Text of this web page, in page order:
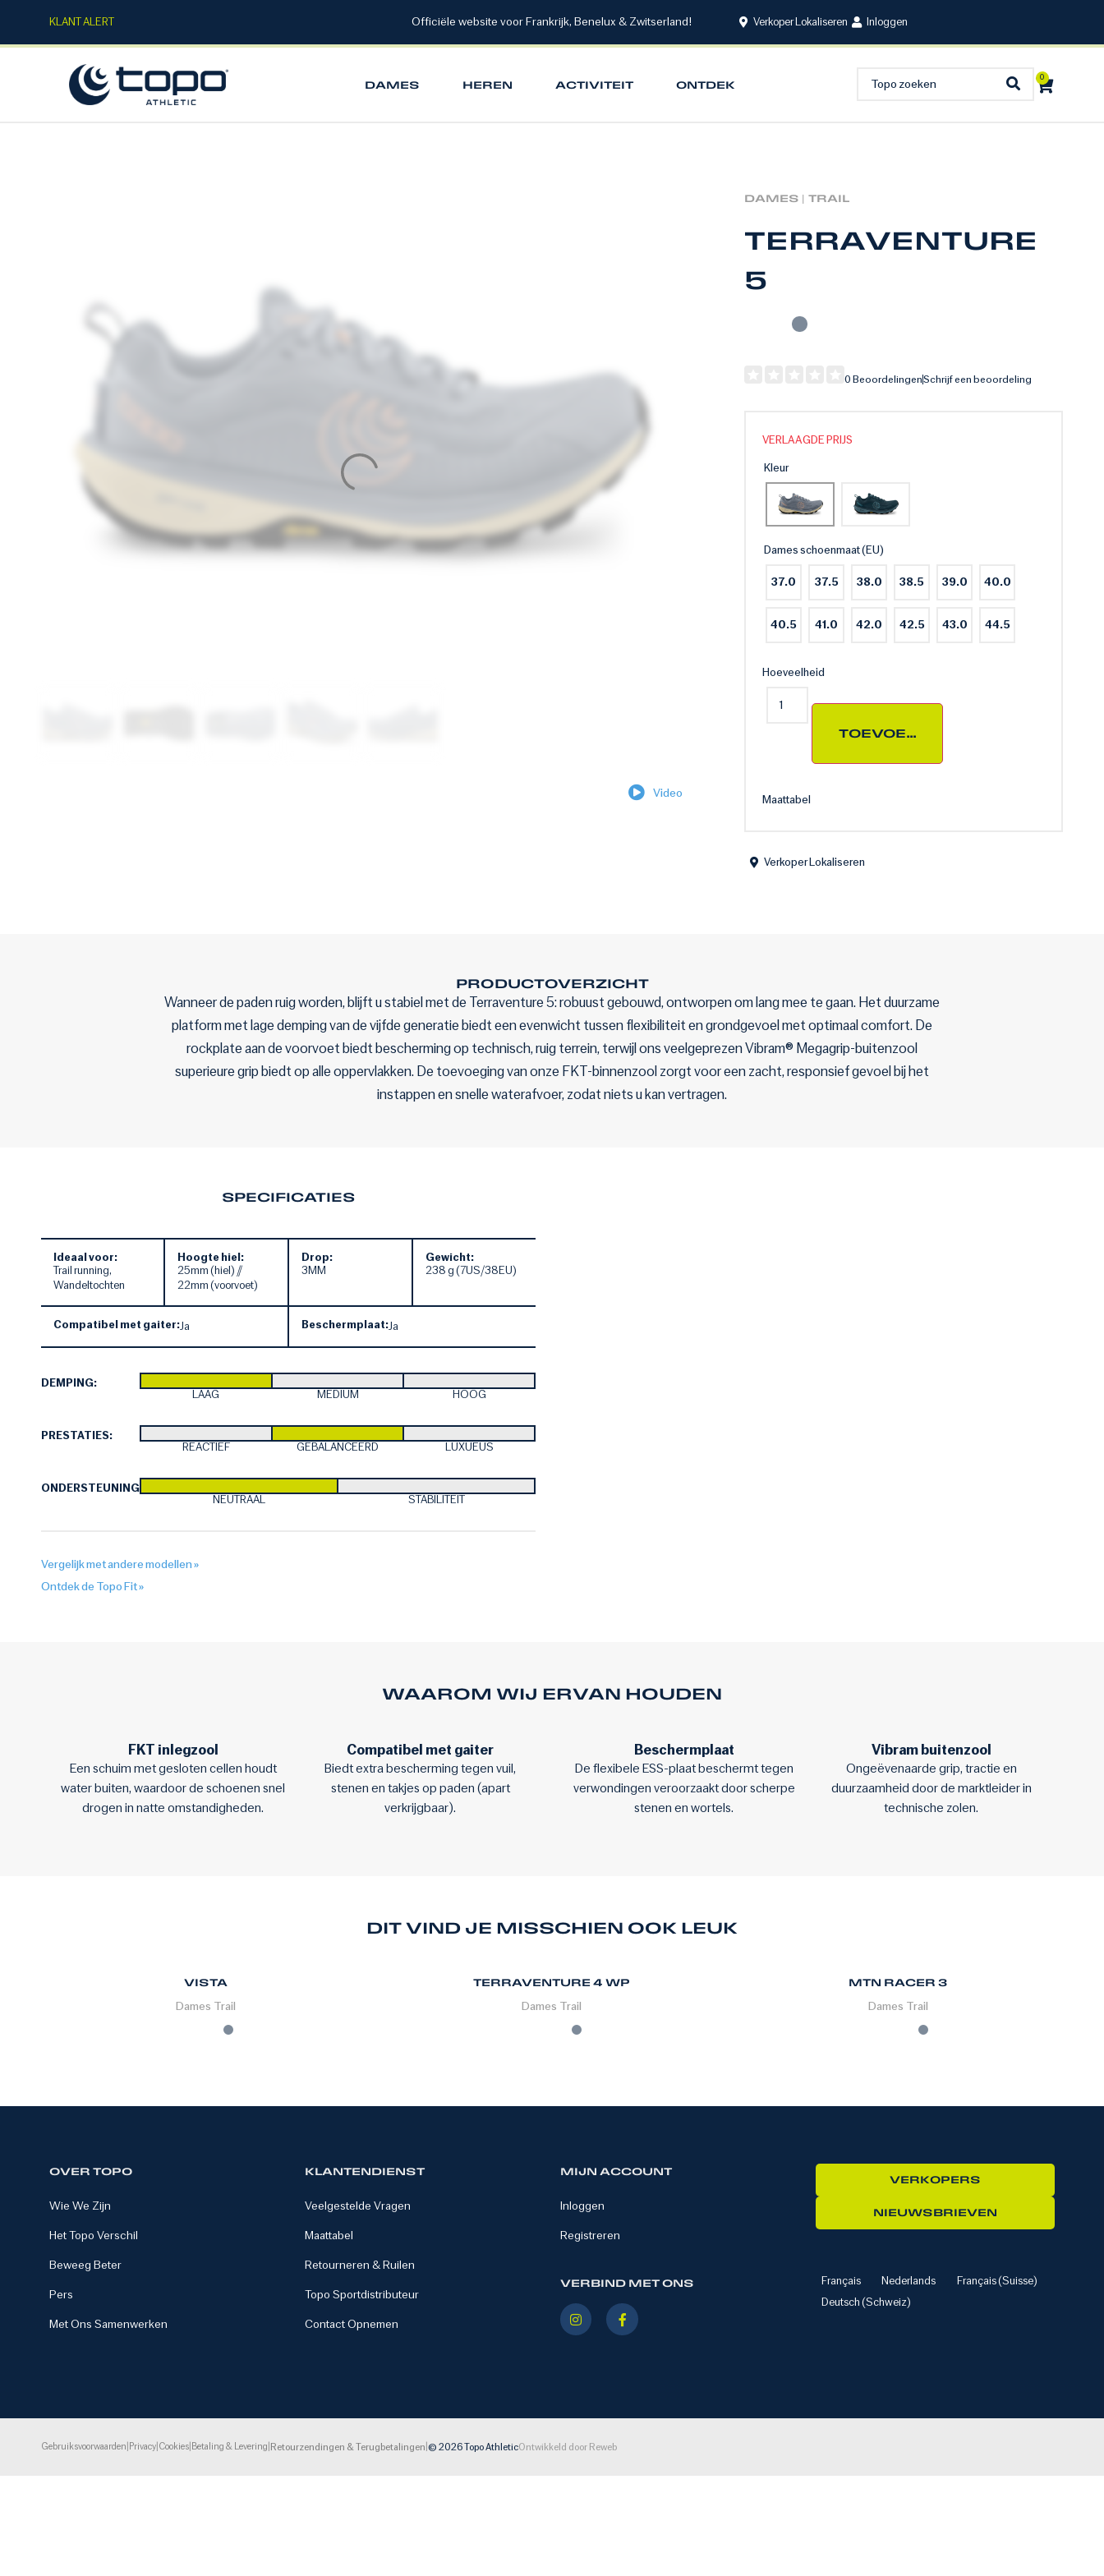
KLANT ALERT Officiële website voor Frankrijk, Benelux & Zwitserland! Verkoper Lokaliseren Inloggen
DAMES HEREN ACTIVITEIT ONTDEK
0
Video
DAMES | TRAIL
TERRAVENTURE
5
0 BeoordelingenSchrijf een beoordeling
VERLAAGDE PRIJS
Kleur
Dames schoenmaat (EU)
37.0 37.5 38.0 38.5 39.0 40.0
40.5 41.0 42.0 42.5 43.0 44.5
Hoeveelheid
TOEVOEGEN AAN
Maattabel
Verkoper Lokaliseren
PRODUCTOVERZICHT
Wanneer de paden ruig worden, blijft u stabiel met de Terraventure 5: robuust gebouwd, ontworpen om lang mee te gaan. Het duurzame
platform met lage demping van de vijfde generatie biedt een evenwicht tussen flexibiliteit en grondgevoel met optimaal comfort. De
rockplate aan de voorvoet biedt bescherming op technisch, ruig terrein, terwijl ons veelgeprezen Vibram® Megagrip-buitenzool
superieure grip biedt op alle oppervlakken. De toevoeging van onze FKT-binnenzool zorgt voor een zacht, responsief gevoel bij het
instappen en snelle waterafvoer, zodat niets u kan vertragen.
SPECIFICATIES
Ideaal voor:
Trail running,
Wandeltochten
Hoogte hiel:
25mm (hiel) //
22mm (voorvoet)
Drop:
3MM
Gewicht:
238 g (7US/38EU)
Compatibel met gaiter:Ja Beschermplaat:Ja
DEMPING:
LAAG
MEDIUM HOOG
PRESTATIES:
REACTIEF
GEBALANCEERD LUXUEUS
ONDERSTEUNING:
NEUTRAAL
STABILITEIT
Vergelijk met andere modellen »
Ontdek de Topo Fit »
WAAROM WIJ ERVAN HOUDEN
FKT inlegzool
Een schuim met gesloten cellen houdt
water buiten, waardoor de schoenen snel
drogen in natte omstandigheden.
Compatibel met gaiter
Biedt extra bescherming tegen vuil,
stenen en takjes op paden (apart
verkrijgbaar).
Beschermplaat
De flexibele ESS-plaat beschermt tegen
verwondingen veroorzaakt door scherpe
stenen en wortels.
Vibram buitenzool
Ongeëvenaarde grip, tractie en
duurzaamheid door de marktleider in
technische zolen.
DIT VIND JE MISSCHIEN OOK LEUK
VISTA
Dames Trail
TERRAVENTURE 4 WP
Dames Trail
MTN RACER 3
Dames Trail
OVER TOPO
Wie We Zijn
Het Topo Verschil
Beweeg Beter
Pers
Met Ons Samenwerken
KLANTENDIENST
Veelgestelde Vragen
Maattabel
Retourneren & Ruilen
Topo Sportdistributeur
Contact Opnemen
MIJN ACCOUNT
Inloggen
Registreren
VERBIND MET ONS
VERKOPERS
NIEUWSBRIEVEN
Français Nederlands
Français (Suisse)
Deutsch (Schweiz)
Gebruiksvoorwaarden Privacy Cookies Betaling & Levering Retourzendingen & Terugbetalingen © 2026 Topo AthleticOntwikkeld door Reweb